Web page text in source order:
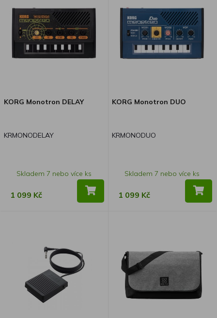
KORG Monotron DELAY
KRMONODELAY
Skladem 7 nebo více ks
1 099 Kč
KORG Monotron DUO
KRMONODUO
Skladem 7 nebo více ks
1 099 Kč